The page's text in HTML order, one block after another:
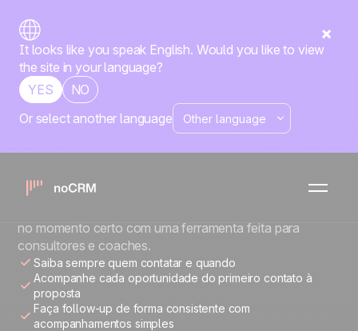
It looks like you speak English. Would you like to view
the site in your language?
YES
NO
Or select another language
CONSULTORES E COACHES
Mais oportunidades.
Mais clientes.
no momento certo com uma ferramenta feita para
consultores e coaches.
Saiba sempre quem contatar e quando
Acompanhe cada oportunidade do primeiro contato à
proposta
Faça follow-up de forma consistente com
acompanhamentos simples